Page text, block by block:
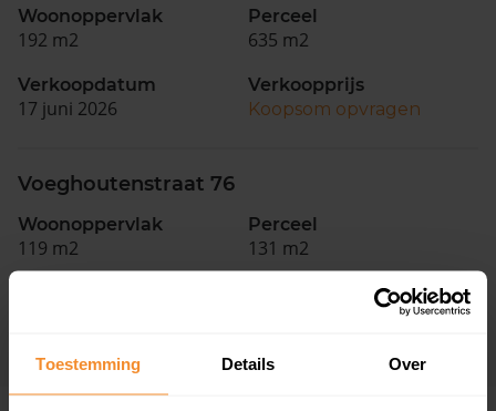
Toestemming Details Over
Woonoppervlak
192 m2
Perceel
635 m2
Verkoopdatum
17 juni 2026
Verkoopprijs
Koopsom opvragen
Voeghoutenstraat 76
Woonoppervlak
119 m2
Perceel
131 m2
Koopsom opvragen